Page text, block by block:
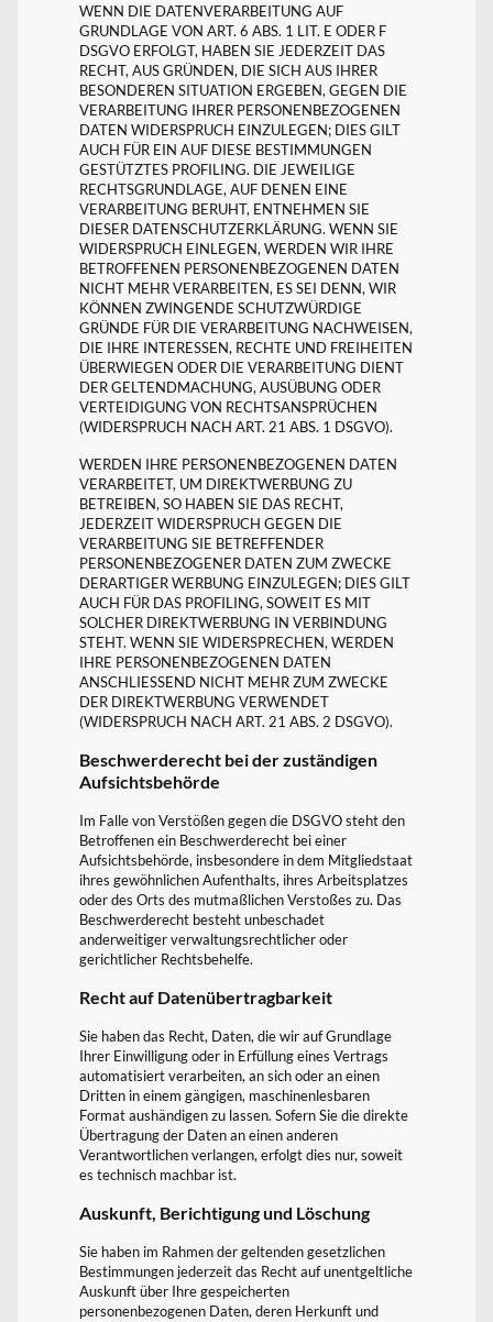
WENN DIE DATENVERARBEITUNG AUF
GRUNDLAGE VON ART. 6 ABS. 1 LIT. E ODER F
DSGVO ERFOLGT, HABEN SIE JEDERZEIT DAS
RECHT, AUS GRÜNDEN, DIE SICH AUS IHRER
BESONDEREN SITUATION ERGEBEN, GEGEN DIE
VERARBEITUNG IHRER PERSONENBEZOGENEN
DATEN WIDERSPRUCH EINZULEGEN; DIES GILT
AUCH FÜR EIN AUF DIESE BESTIMMUNGEN
GESTÜTZTES PROFILING. DIE JEWEILIGE
RECHTSGRUNDLAGE, AUF DENEN EINE
VERARBEITUNG BERUHT, ENTNEHMEN SIE
DIESER DATENSCHUTZERKLÄRUNG. WENN SIE
WIDERSPRUCH EINLEGEN, WERDEN WIR IHRE
BETROFFENEN PERSONENBEZOGENEN DATEN
NICHT MEHR VERARBEITEN, ES SEI DENN, WIR
KÖNNEN ZWINGENDE SCHUTZWÜRDIGE
GRÜNDE FÜR DIE VERARBEITUNG NACHWEISEN,
DIE IHRE INTERESSEN, RECHTE UND FREIHEITEN
ÜBERWIEGEN ODER DIE VERARBEITUNG DIENT
DER GELTENDMACHUNG, AUSÜBUNG ODER
VERTEIDIGUNG VON RECHTSANSPRÜCHEN
(WIDERSPRUCH NACH ART. 21 ABS. 1 DSGVO).
WERDEN IHRE PERSONENBEZOGENEN DATEN
VERARBEITET, UM DIREKTWERBUNG ZU
BETREIBEN, SO HABEN SIE DAS RECHT,
JEDERZEIT WIDERSPRUCH GEGEN DIE
VERARBEITUNG SIE BETREFFENDER
PERSONENBEZOGENER DATEN ZUM ZWECKE
DERARTIGER WERBUNG EINZULEGEN; DIES GILT
AUCH FÜR DAS PROFILING, SOWEIT ES MIT
SOLCHER DIREKTWERBUNG IN VERBINDUNG
STEHT. WENN SIE WIDERSPRECHEN, WERDEN
IHRE PERSONENBEZOGENEN DATEN
ANSCHLIESSEND NICHT MEHR ZUM ZWECKE
DER DIREKTWERBUNG VERWENDET
(WIDERSPRUCH NACH ART. 21 ABS. 2 DSGVO).
Beschwerderecht bei der zuständigen
Aufsichtsbehörde
Im Falle von Verstößen gegen die DSGVO steht den
Betroffenen ein Beschwerderecht bei einer
Aufsichtsbehörde, insbesondere in dem Mitgliedstaat
ihres gewöhnlichen Aufenthalts, ihres Arbeitsplatzes
oder des Orts des mutmaßlichen Verstoßes zu. Das
Beschwerderecht besteht unbeschadet
anderweitiger verwaltungsrechtlicher oder
gerichtlicher Rechtsbehelfe.
Recht auf Datenübertragbarkeit
Sie haben das Recht, Daten, die wir auf Grundlage
Ihrer Einwilligung oder in Erfüllung eines Vertrags
automatisiert verarbeiten, an sich oder an einen
Dritten in einem gängigen, maschinenlesbaren
Format aushändigen zu lassen. Sofern Sie die direkte
Übertragung der Daten an einen anderen
Verantwortlichen verlangen, erfolgt dies nur, soweit
es technisch machbar ist.
Auskunft, Berichtigung und Löschung
Sie haben im Rahmen der geltenden gesetzlichen
Bestimmungen jederzeit das Recht auf unentgeltliche
Auskunft über Ihre gespeicherten
personenbezogenen Daten, deren Herkunft und